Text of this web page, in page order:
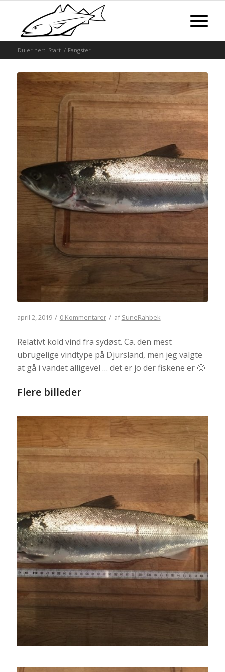
Du er her: Start / Fangster
april 2, 2019 / 0 Kommentarer / afSuneRahbek
Relativt kold vind fra sydøst. Ca. den mest
ubrugelige vindtype på Djursland, men jeg valgte
at gå i vandet alligevel … det er jo der fiskene er 🙂
Flere billeder